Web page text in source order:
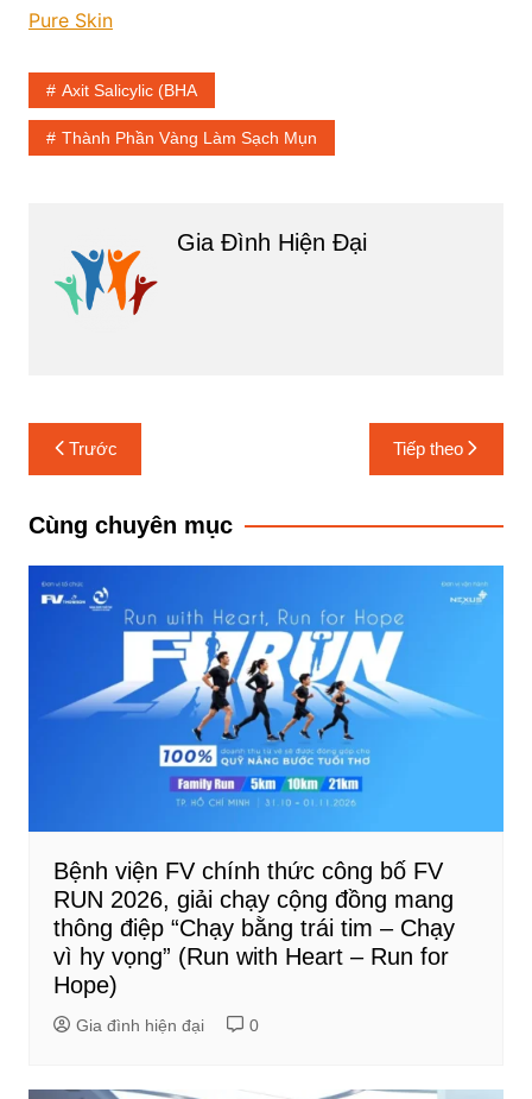
Pure Skin
Axit Salicylic (BHA
Thành Phần Vàng Làm Sạch Mụn
Gia Đình Hiện Đại
Điều
hướng
bài
Trước Tiếp theo
Cùng chuyên mục
Bệnh viện FV chính thức công bố FV
RUN 2026, giải chạy cộng đồng mang
thông điệp “Chạy bằng trái tim – Chạy
vì hy vọng” (Run with Heart – Run for
Hope)
Gia đình hiện đại 0